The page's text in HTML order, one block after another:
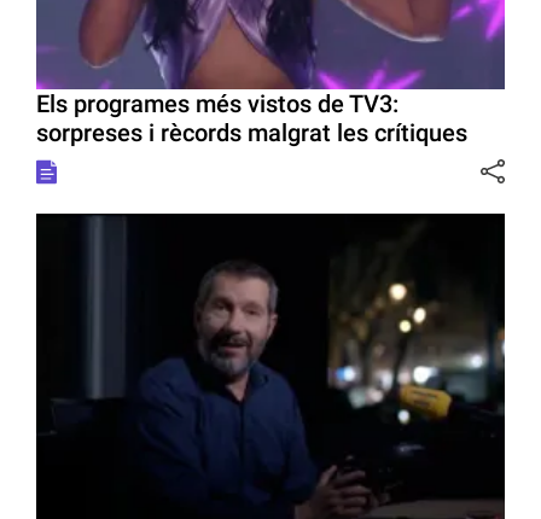
Els programes més vistos de TV3:
sorpreses i rècords malgrat les crítiques